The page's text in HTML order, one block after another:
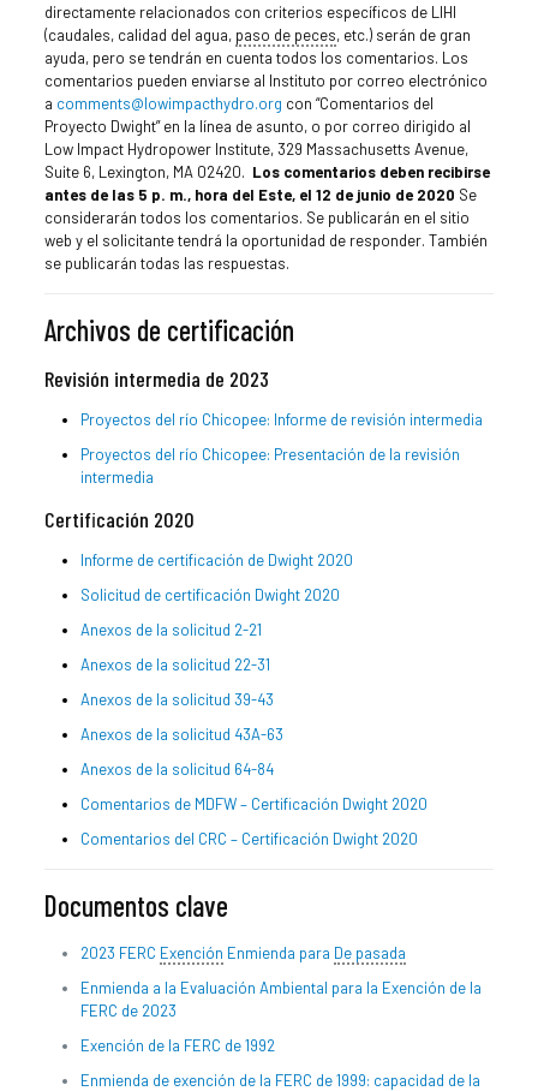
directamente relacionados con criterios específicos de LIHI
(caudales, calidad del agua, paso de peces, etc.) serán de gran
ayuda, pero se tendrán en cuenta todos los comentarios. Los
comentarios pueden enviarse al Instituto por correo electrónico
a comments@lowimpacthydro.org con “Comentarios del
Proyecto Dwight” en la línea de asunto, o por correo dirigido al
Low Impact Hydropower Institute, 329 Massachusetts Avenue,
Suite 6, Lexington, MA 02420. Los comentarios deben recibirse
antes de las 5 p. m., hora del Este, el 12 de junio de 2020 Se
considerarán todos los comentarios. Se publicarán en el sitio
web y el solicitante tendrá la oportunidad de responder. También
se publicarán todas las respuestas.
Archivos de certificación
Revisión intermedia de 2023
Proyectos del río Chicopee: Informe de revisión intermedia
Proyectos del río Chicopee: Presentación de la revisión
intermedia
Certificación 2020
Informe de certificación de Dwight 2020
Solicitud de certificación Dwight 2020
Anexos de la solicitud 2-21
Anexos de la solicitud 22-31
Anexos de la solicitud 39-43
Anexos de la solicitud 43A-63
Anexos de la solicitud 64-84
Comentarios de MDFW – Certificación Dwight 2020
Comentarios del CRC – Certificación Dwight 2020
Documentos clave
2023 FERC Exención Enmienda para De pasada
Enmienda a la Evaluación Ambiental para la Exención de la
FERC de 2023
Exención de la FERC de 1992
Enmienda de exención de la FERC de 1999: capacidad de la